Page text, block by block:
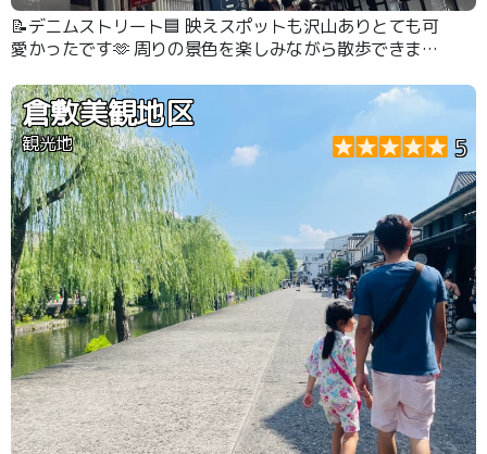
📝デニムストリート🟦 映えスポットも沢山ありとても可
愛かったです🫶 周りの景色を楽しみながら散歩できまし
倉敷美観地区
観光地 5